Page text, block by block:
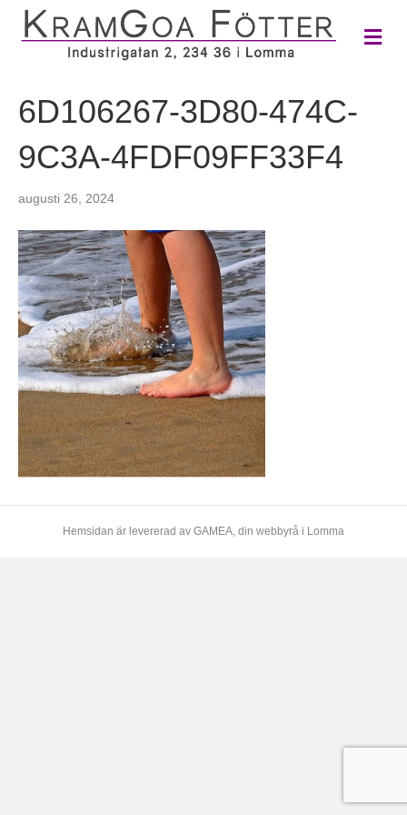
M
e
6D106267-3D80-474C-
9C3A-4FDF09FF33F4
augusti 26, 2024
Hemsidan är levererad av GAMEA, din webbyrå i Lomma